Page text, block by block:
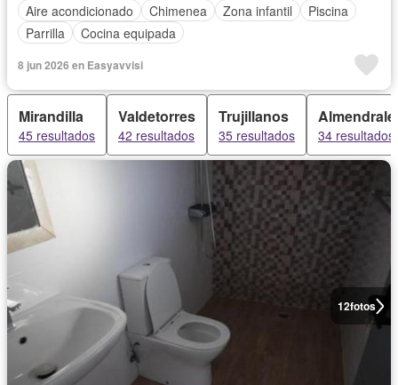
Aire acondicionado
Chimenea Zona infantil
Piscina
Parrilla
Cocina equipada
8 jun 2026 en Easyavvisi
Mirandilla
45 resultados
Valdetorres
42 resultados
Trujillanos
35 resultados 34 resultados
12fotos